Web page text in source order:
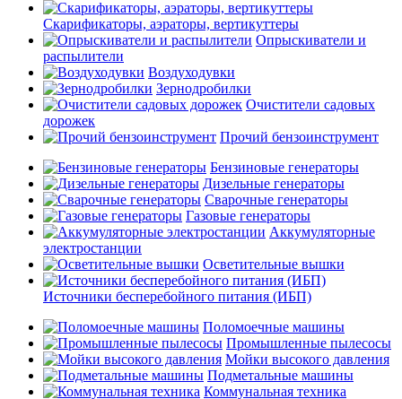
Скарификаторы, аэраторы, вертикуттеры
Опрыскиватели и
распылители
Воздуходувки
Зернодробилки
Очистители садовых
дорожек
Прочий бензоинструмент
Бензиновые генераторы
Дизельные генераторы
Сварочные генераторы
Газовые генераторы
Аккумуляторные
электростанции
Осветительные вышки
Источники бесперебойного питания (ИБП)
Поломоечные машины
Промышленные пылесосы
Мойки высокого давления
Подметальные машины
Коммунальная техника